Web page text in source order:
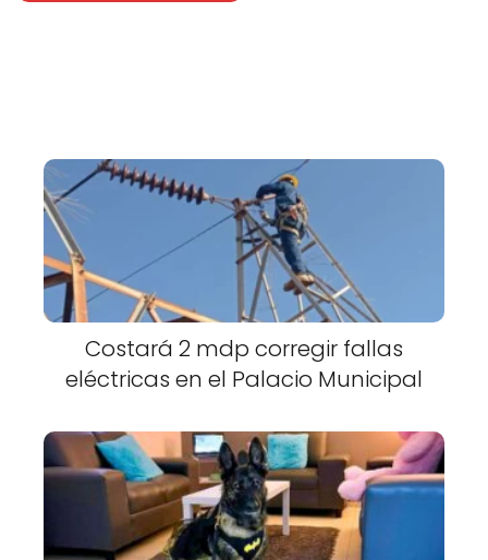
Costará 2 mdp corregir fallas
eléctricas en el Palacio Municipal